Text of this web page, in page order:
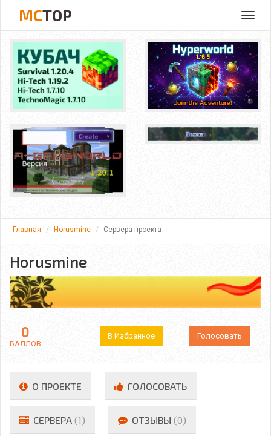
MCTOP
Главная Horusmine Сервера проекта
Horusmine
0
БАЛЛОВ
В Избранное Голосовать
О ПРОЕКТЕ ГОЛОСОВАТЬ
СЕРВЕРА (1) ОТЗЫВЫ (0)